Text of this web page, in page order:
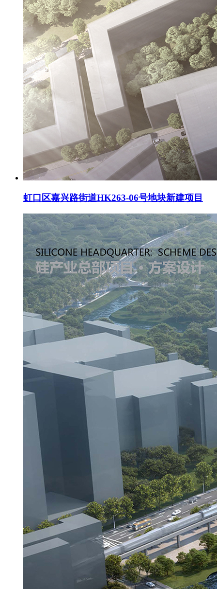
虹口区嘉兴路街道HK263-06号地块新建项目